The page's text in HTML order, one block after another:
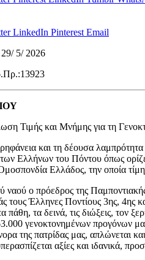
LinkedIn Pinterest Email
5/ 2026
Τιμής και Μνήμης για τη
και τη δέουσα
Ελλήνων του Πόντου όπως
Ελλάδος, την οποία
ναού ο πρόεδρος της
τους Έλληνες Ποντίους 3ης, 4ης
πάθη, τα δεινά, τις διώξεις, τον
γενοκτονημένων προγόνων
της πατρίδας μας, απλώνεται
αξίες και ιδανικά,